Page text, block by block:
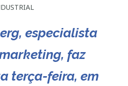
especialista
faz
terça-feira, em